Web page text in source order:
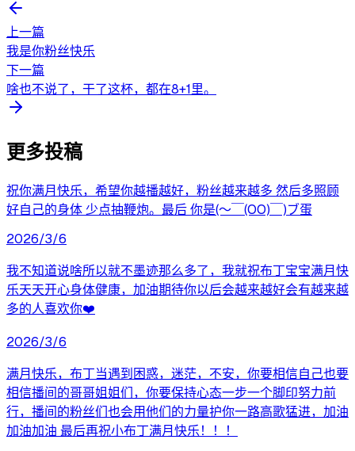
上一篇
我是你粉丝快乐
下一篇
啥也不说了，干了这杯，都在8+1里。
更多投稿
祝你满月快乐，希望你越播越好，粉丝越来越多 然后多照顾
好自己的身体 少点抽鞭炮。最后 你是(～￣(OO)￣)ブ蛋
2026/3/6
我不知道说啥所以就不墨迹那么多了，我就祝布丁宝宝满月快
乐天天开心身体健康，加油期待你以后会越来越好会有越来越
多的人喜欢你❤️
2026/3/6
满月快乐，布丁当遇到困惑，迷茫，不安，你要相信自己也要
相信播间的哥哥姐姐们，你要保持心态一步一个脚印努力前
行，播间的粉丝们也会用他们的力量护你一路高歌猛进，加油
加油加油 最后再祝小布丁满月快乐！！！